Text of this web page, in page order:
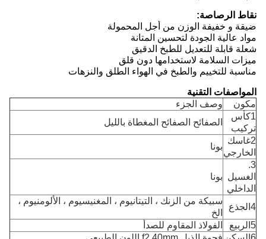
نقاط الرصاصة:
ضيقة و خفيفة الوزن من أجل المحمولة
مواد عالية الجودة لتحسين المتانة
شعلة قابلة للتعديل للطبخ الدقيق
ميزات السلامة لاستخدامها دون قلق
مناسبة للتخييم والطبخ في الهواء الطلق والنزهات
المواصفات التقنية
مكون
وصف الجزء
1كأس
تركيب
الصفائح الصفائح المغطاة بالليل
2غاسك
الخارجي
بونا
3.
الغسيل
الداخلي
بونا
4الجذع
سبيكة من الزنك ، التيتانيوم ، المغنيسيوم ، الألومنيوم ،
الخ
5الربيع
الفولاذ المقاوم للصدأ